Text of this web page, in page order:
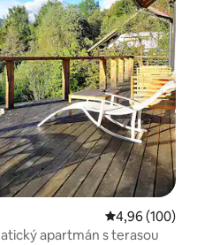
Priemerné
4,96 (100)
apartmán s terasou